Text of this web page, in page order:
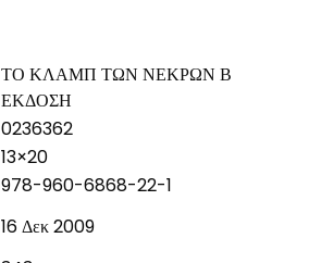
ΤΟ ΚΛΑΜΠ ΤΩΝ ΝΕΚΡΩΝ Β
ΕΚΔΟΣΗ
0236362
13×20
978-960-6868-22-1
16 Δεκ 2009